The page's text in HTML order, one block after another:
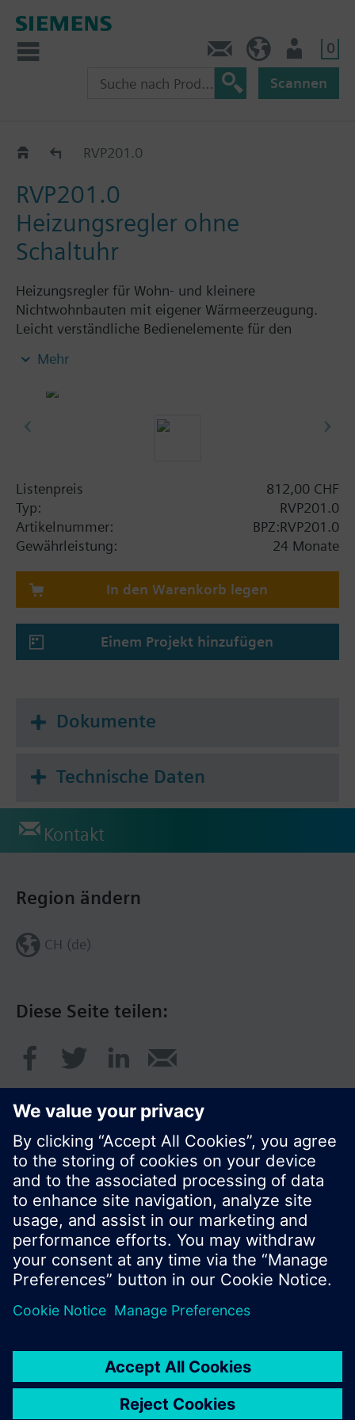
0
Scannen
RVP201..RVP201.0
RVP201.0
Heizungsregler ohne
Schaltuhr
Heizungsregler für Wohn- und kleinere
Nichtwohnbauten mit eigener Wärmeerzeugung.
Leicht verständliche Bedienelemente für den
Kesseltemperaturregelung mit oder ohne
Stellantrieben oder direkte Brennersteuerung.
Weitere Einstellungen
Steuerung der Umwälzpumpe
Schnellabsenkung und Schnellaufheizung
Heizkennlinie
Raumtemperatureinfluss
ECO-Automatik zum bedarfsabhängigen Ein-
und Ausschalten der Heizung
Ferneinstellung der Betriebsart über Raumgerät
Betriebsarten
Folgende Betriebsarten können mit dem
Wahlschieber eingestellt werden:
Mehr
Listenpreis
812,00 CHF
Typ:
RVP201.0
Artikelnummer:
BPZ:RVP201.0
Gewährleistung:
24 Monate
In den Warenkorb legen
Einem Projekt hinzufügen
Dokumente
Technische Daten
Kontakt
Diese Seite teilen:
Region ändern
CH (de)
© Siemens Schweiz AG 2017
Produktangebot und Preise können pro Land
variieren.
Nutzungsbedingungen